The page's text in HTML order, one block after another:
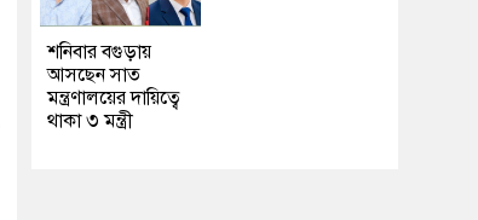
শনিবার বগুড়ায়
আসছেন সাত
মন্ত্রণালয়ের দায়িত্বে
থাকা ৩ মন্ত্রী